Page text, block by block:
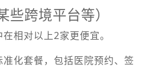
跨境平台等）
相对以上2家更便宜。
准化套餐，包括医院预约、签